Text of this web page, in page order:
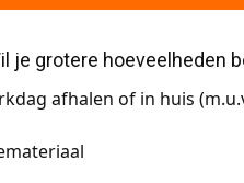
je grotere hoeveelheden
afhalen of in huis